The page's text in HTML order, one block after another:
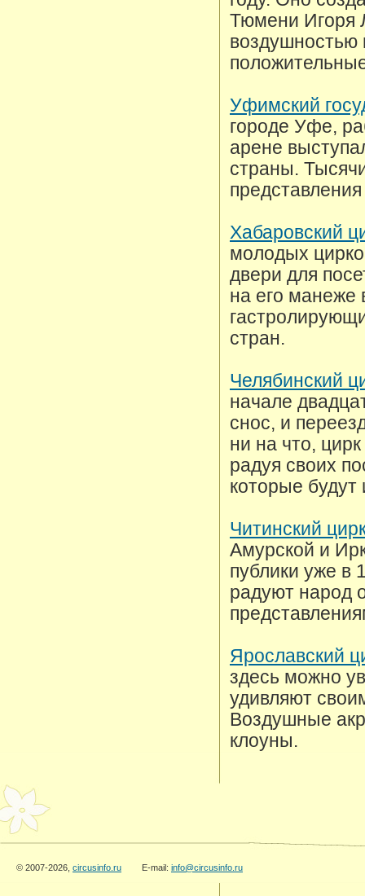
Тюмени Игоря
воздушностью
Уфимский
городе Уфе,
арене
страны.
Хабаровский
молодых
двери для
на его манеже
стран.
Челябинский
начале
снос, и
ни на что,
радуя своих
которые
Читинский
Амурской и
публики уже в
радуют народ
Ярославский
здесь можно
удивляют
Воздушные
клоуны.
© 2007-2026, circusinfo.ru E-mail: info@circusinfo.ru